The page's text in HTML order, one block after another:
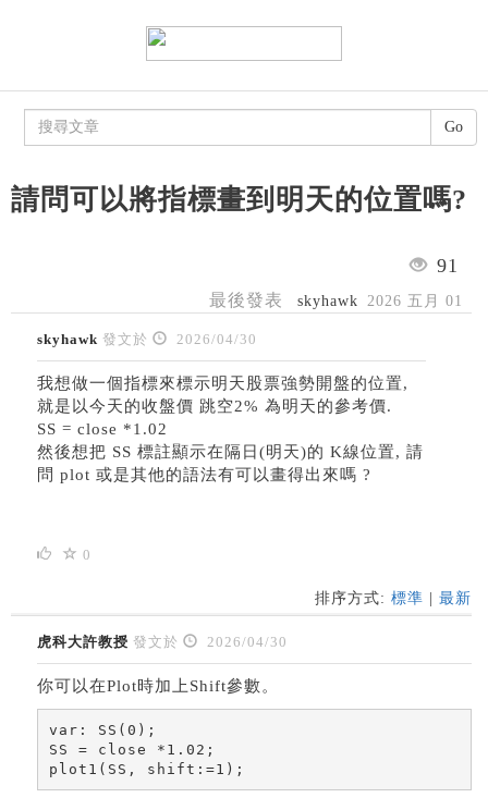
請問可以將指標畫到明天的位置嗎?
91
最後發表 skyhawk 2026 五月 01
skyhawk 發文於 2026/04/30
我想做一個指標來標示明天股票強勢開盤的位置,
就是以今天的收盤價 跳空2% 為明天的參考價.
SS = close *1.02
然後想把 SS 標註顯示在隔日(明天)的 K線位置, 請
問 plot 或是其他的語法有可以畫得出來嗎 ?
0
排序方式: 標準 最新
虎科大許教授 發文於 2026/04/30
你可以在Plot時加上Shift參數。
var: SS(0);
SS = close *1.02;
plot1(SS, shift:=1);
Go